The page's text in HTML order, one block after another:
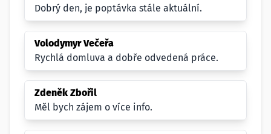
Dobrý den, je poptávka stále aktuální.
Volodymyr Večeřa
Rychlá domluva a dobře odvedená práce.
Zdeněk Zbořil
Měl bych zájem o více info.